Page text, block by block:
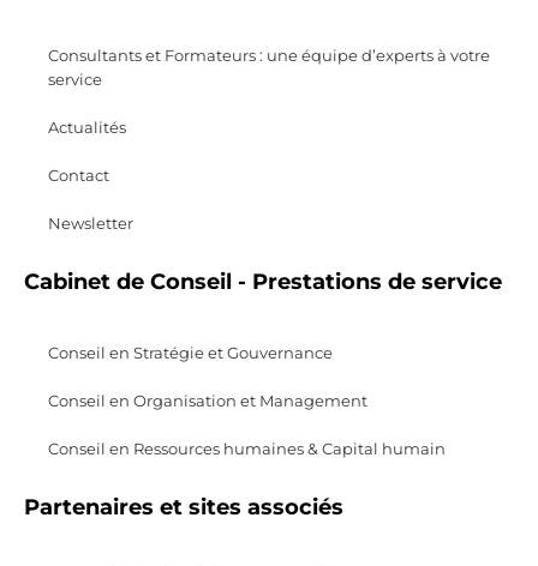
Consultants et Formateurs : une équipe d’experts à votre
service
Actualités
Contact
Newsletter
Cabinet de Conseil - Prestations de service
Conseil en Stratégie et Gouvernance
Conseil en Organisation et Management
Conseil en Ressources humaines & Capital humain
Partenaires et sites associés